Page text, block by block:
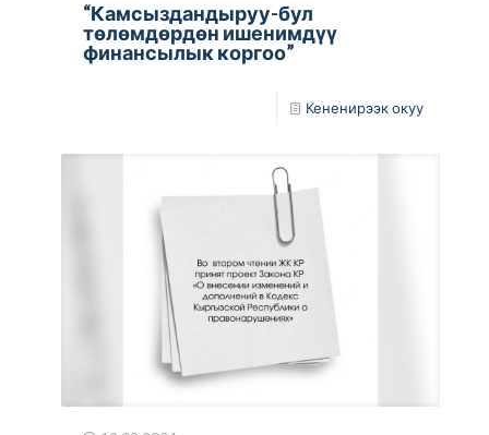
“Камсыздандыруу-бул
төлөмдөрдөн ишенимдүү
финансылык коргоо”
Кененирээк окуу